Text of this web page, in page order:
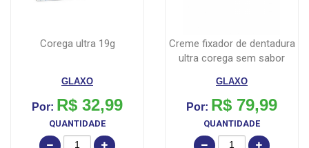
corega ultra 19g
GLAXO
Por: R$ 32,99
QUANTIDADE
creme fixador de dentadura
ultra corega sem sabor
GLAXO
Por: R$ 79,99
QUANTIDADE